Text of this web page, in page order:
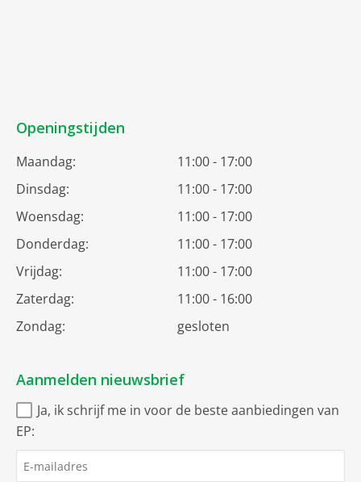
Openingstijden
Maandag:
11:00 - 17:00
Dinsdag:
11:00 - 17:00
Woensdag:
11:00 - 17:00
Donderdag:
11:00 - 17:00
Vrijdag:
11:00 - 17:00
Zaterdag:
11:00 - 16:00
Zondag:
gesloten
Aanmelden nieuwsbrief
Ja, ik schrijf me in voor de beste aanbiedingen van
EP: